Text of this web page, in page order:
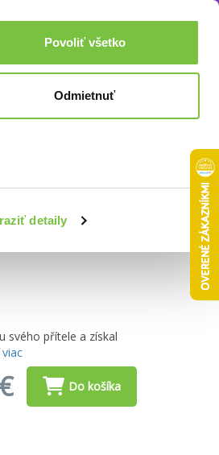
detaily
Povoliť všetko
Odmietnuť
Prihlásenie 0,00€
Akcie a zľavy
svého přítele a získal
Do košíka